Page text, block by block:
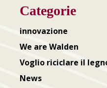
Categorie
innovazione
We are Walden
Voglio riciclare il
News